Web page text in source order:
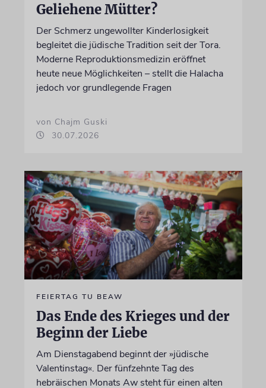
Geliehene Mütter?
Der Schmerz ungewollter Kinderlosigkeit
begleitet die jüdische Tradition seit der Tora.
Moderne Reproduktionsmedizin eröffnet
heute neue Möglichkeiten – stellt die Halacha
jedoch vor grundlegende Fragen
von Chajm Guski
30.07.2026
FEIERTAG TU BEAW
Das Ende des Krieges und der
Beginn der Liebe
Am Dienstagabend beginnt der »jüdische
Valentinstag«. Der fünfzehnte Tag des
hebräischen Monats Aw steht für einen alten